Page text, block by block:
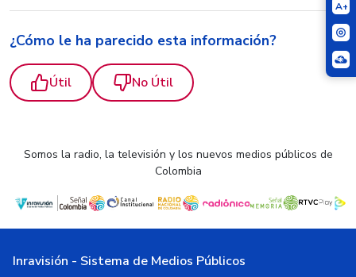
A+
¿Cómo le ha parecido esta información?
Útil No Útil
Somos la radio, la televisión y los nuevos medios públicos de
Colombia
Inravisión - Sistema de Medios Públicos